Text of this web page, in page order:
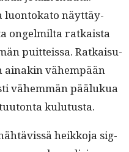
luon­toka­to näyt­täy­
ongelmil­ta ratkaista
puit­teis­sa. Ratkaisu­
vähempään
vähem­män päälukua
kulutusta.
heikko­ja sig­